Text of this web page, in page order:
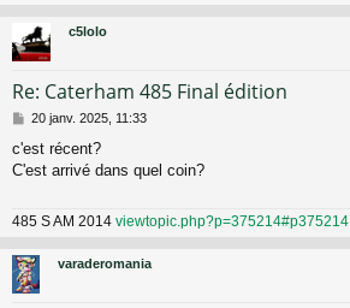
c5lolo
Re: Caterham 485 Final édition
M
s
s
e
20 janv. 2025, 11:33
c'est récent?
C'est arrivé dans quel coin?
485 S AM 2014 viewtopic.php?p=375214#p375214
varaderomania